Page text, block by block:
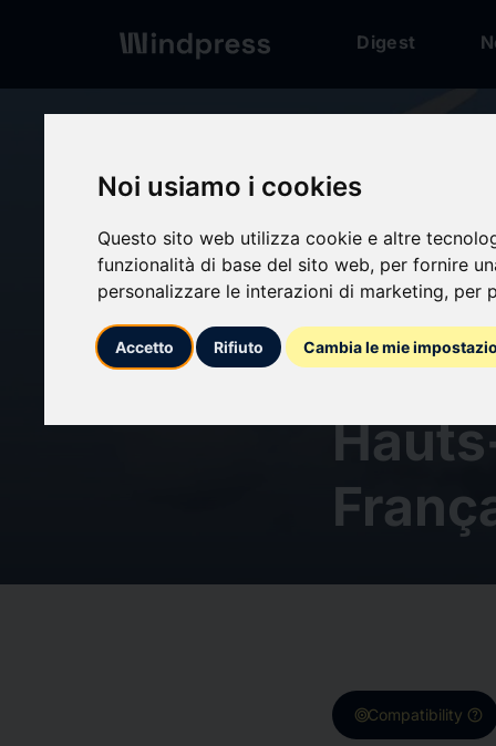
Noi usiamo i cookies
Questo sito web utilizza cookie e altre
funzionalità di base del sito web, per fornire
personalizzare le interazioni di marketing, per
Accetto Rifiuto Cambia le mie
Digest
calendar_today14/11/2024
avec
targetCompatibility help